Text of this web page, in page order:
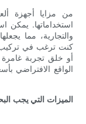
من مزايا أجهزة
استخداماتها. يمكن
والتجارية، مما
كنت ترغب في
أو خلق تجربة
الواقع الافتراضي
الميزات التي يجب